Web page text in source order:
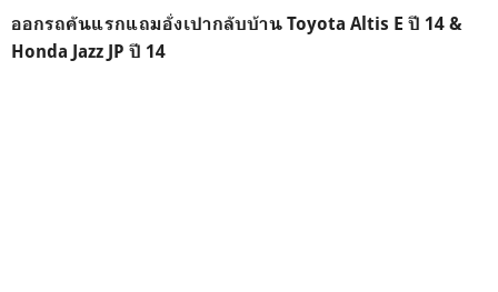
ออกรถคันแรกแถมอั่งเปากลับบ้าน Toyota Altis E ปี 14 &
Honda Jazz JP ปี 14